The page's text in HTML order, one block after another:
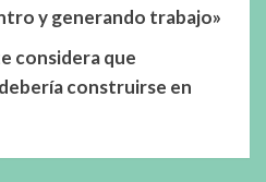
y generando trabajo»
considera que
construirse en